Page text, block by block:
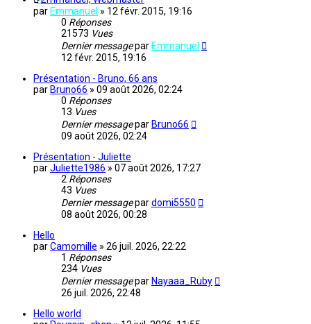
par Emmanuel » 12 févr. 2015, 19:16
0 Réponses
21573 Vues
Dernier messagepar Emmanuel
12 févr. 2015, 19:16
Présentation - Bruno, 66 ans
par Bruno66 » 09 août 2026, 02:24
0 Réponses
13 Vues
Dernier messagepar Bruno66
09 août 2026, 02:24
Présentation - Juliette
parJuliette1986 » 07 août 2026, 17:27
2 Réponses
43 Vues
Dernier messagepardomi5550
08 août 2026, 00:28
Hello
parCamomille » 26 juil. 2026, 22:22
1 Réponses
234 Vues
Dernier messagepar Nayaaa_Ruby
26 juil. 2026, 22:48
Hello world